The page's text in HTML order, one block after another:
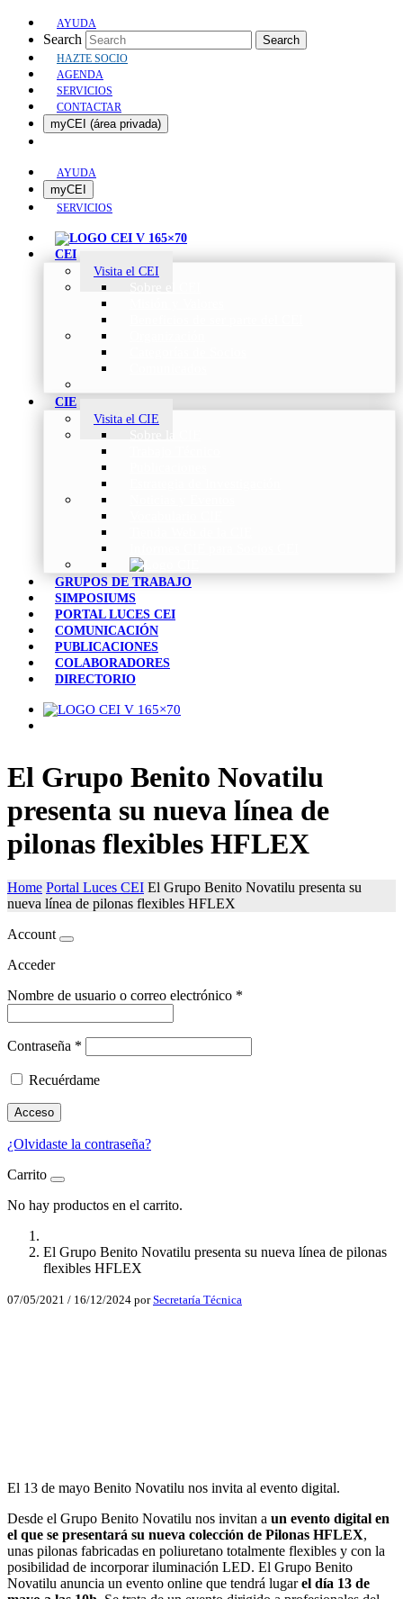
AYUDA
Search Search
HAZTE SOCIO
AGENDA
SERVICIOS
CONTACTAR
myCEI (área privada)
AYUDA
myCEI
SERVICIOS
CEI
Visita el CEI
CIE
Visita el CIE
GRUPOS DE TRABAJO
SIMPOSIUMS
PORTAL LUCES CEI
COMUNICACIÓN
PUBLICACIONES
COLABORADORES
DIRECTORIO
El Grupo Benito Novatilu
presenta su nueva línea de
pilonas flexibles HFLEX
Home Portal Luces CEI El Grupo Benito Novatilu presenta su
nueva línea de pilonas flexibles HFLEX
Account
Acceder
Nombre de usuario o correo electrónico *
Contraseña *
Recuérdame
Acceso
¿Olvidaste la contraseña?
Carrito
No hay productos en el carrito.
El Grupo Benito Novatilu presenta su nueva línea de pilonas
flexibles HFLEX
07/05/2021 / 16/12/2024 porSecretaría Técnica
WhatsApp
El 13 de mayo Benito Novatilu nos invita al evento digital.
Desde el Grupo Benito Novatilu nos invitan a un evento digital en
el que se presentará su nueva colección de Pilonas HFLEX,
unas pilonas fabricadas en poliuretano totalmente flexibles y con la
posibilidad de incorporar iluminación LED. El Grupo Benito
Novatilu anuncia un evento online que tendrá lugarel día 13 de